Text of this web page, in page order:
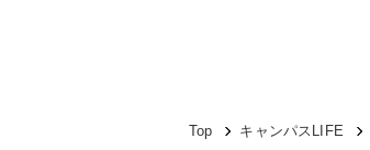
Top キャンパスLIFE